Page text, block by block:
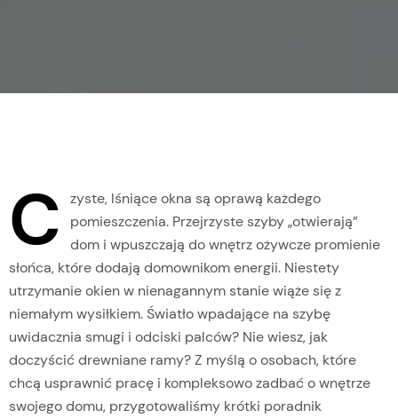
C
zyste, lśniące okna są oprawą każdego
pomieszczenia. Przejrzyste szyby „otwierają”
dom i wpuszczają do wnętrz ożywcze promienie
słońca, które dodają domownikom energii. Niestety
utrzymanie okien w nienagannym stanie wiąże się z
niemałym wysiłkiem. Światło wpadające na szybę
uwidacznia smugi i odciski palców? Nie wiesz, jak
doczyścić drewniane ramy? Z myślą o osobach, które
chcą usprawnić pracę i kompleksowo zadbać o wnętrze
swojego domu, przygotowaliśmy krótki poradnik